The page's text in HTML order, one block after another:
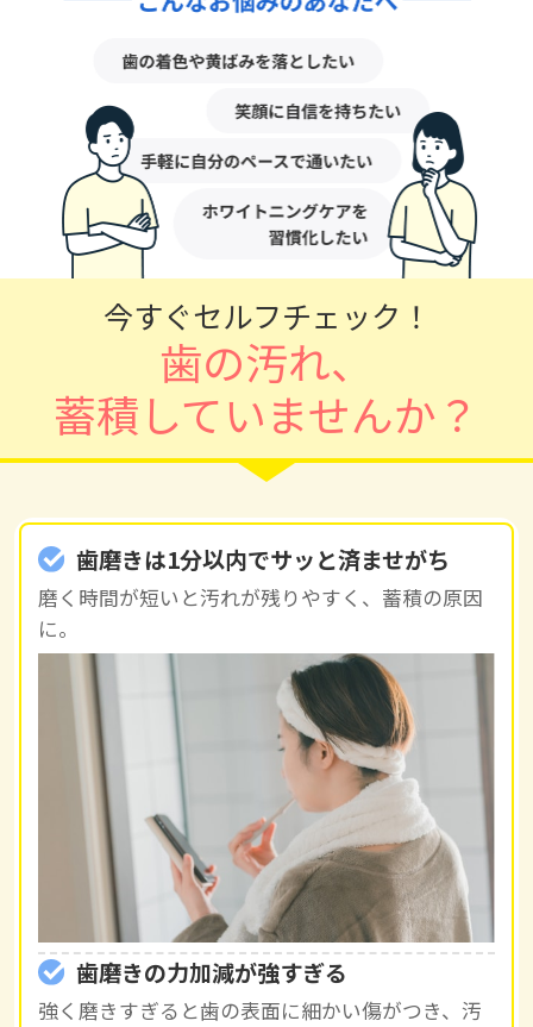
今すぐセルフチェック！
歯の汚れ、
蓄積していませんか？
歯磨きは1分以内でサッと済ませがち
︎磨く時間が短いと汚れが残りやすく、蓄積の原因
に。
歯磨きの力加減が強すぎる
強く磨きすぎると歯の表面に細かい傷がつき、汚